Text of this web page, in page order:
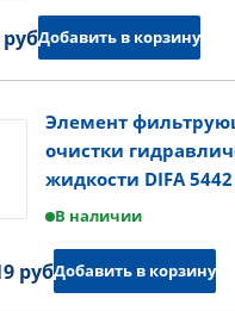
руб.Добавить в корзину
Элемент
очистки
жидкости DIFA 5442
В наличии
руб.Добавить в корзину